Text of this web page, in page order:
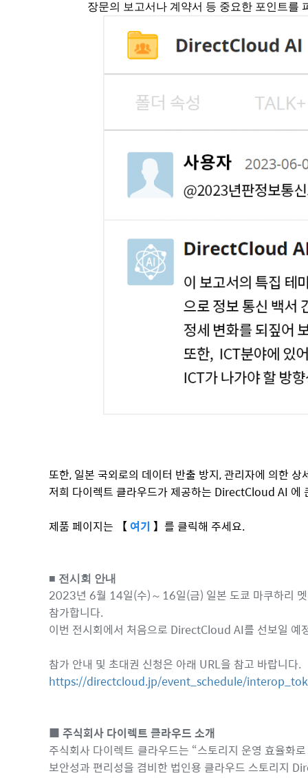
장문의 보고서나 계약서 등 중요한 포인트를 파
또한, 일본 국외로의 데이터 반출 방지, 관리자에 의한
저희 다이렉트 클라우드가 제공하는 DirectCloud AI 에
제품 페이지는 【 여기 】 를 클릭해 주세요.
■ 전시회 안내
2023년 6월 14일(수)～16일(금) 일본 도쿄 마쿠하리
참가합니다.
이번 전시회에서 처음으로 DirectCloud AI를 선보일 예
참가 안내 및 초대권 신청은 아래 URL을 참고 바랍니다.
https://directcloud.jp/event_schedule/
■ 주식회사 다이렉트 클라우드 소개
주식회사 다이렉트 클라우드는 “스토리지 운영 효율화
보안성과 편리성을 겸비한 법인용 클라우드 스토리지